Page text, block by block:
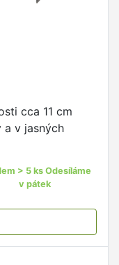
cca 11 cm
a v jasných
> 5 ks Odesíláme
v pátek